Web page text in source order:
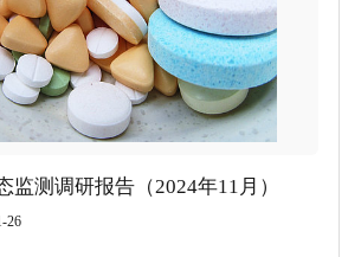
监测调研报告（2024年11月）
26